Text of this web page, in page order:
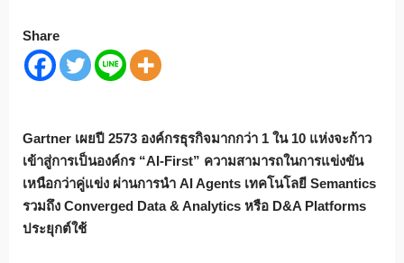
Share
Gartner เผยปี 2573 องค์กรธุรกิจมากกว่า 1 ใน 10 แห่งจะก้าว
เข้าสู่การเป็นองค์กร “AI-First” ความสามารถในการแข่งขัน
เหนือกว่าคู่แข่ง ผ่านการนำ AI Agents เทคโนโลยี Semantics
รวมถึง Converged Data & Analytics หรือ D&A Platforms
ประยุกต์ใช้